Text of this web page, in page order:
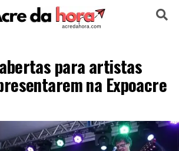
NOTÍCIA MUNDO
para artistas
na Expoacre